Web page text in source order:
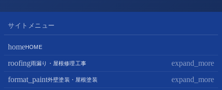
サイトメニュー
homeHOME
roofing雨漏り・屋根修理工事 expand_more
屋根修理・屋根工事
format_paint外壁塗装・屋根塗装 expand_more